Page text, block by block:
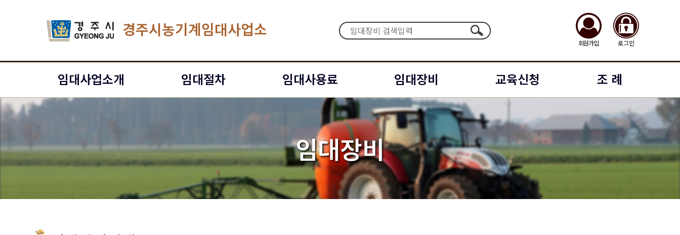
경주시농기계임대사업소
회원가입 로그인
임대사업소개 임대절차 임대사용료 임대장비 교육신청 조 례
임대장비